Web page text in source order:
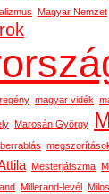
Magyar Nemzet
magyar vidék
Marosán György
Mesterjátszma
Millerand-levél